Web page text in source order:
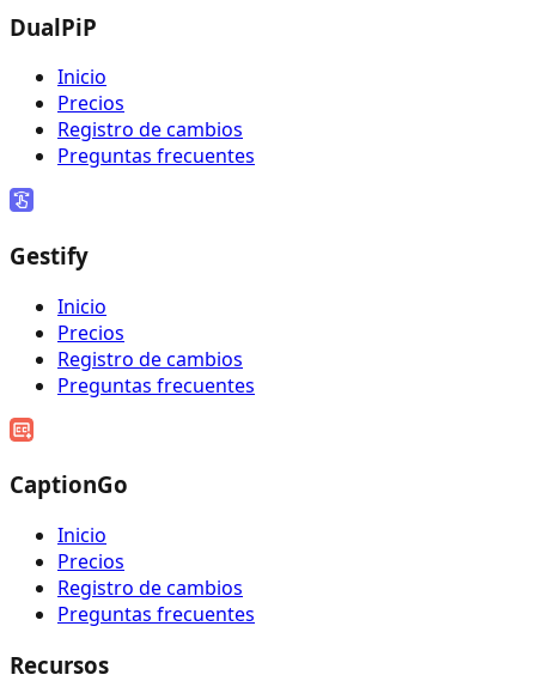
DualPiP
Inicio
Precios
Registro de cambios
Preguntas frecuentes
Gestify
Inicio
Precios
Registro de cambios
Preguntas frecuentes
CaptionGo
Inicio
Precios
Registro de cambios
Preguntas frecuentes
Recursos